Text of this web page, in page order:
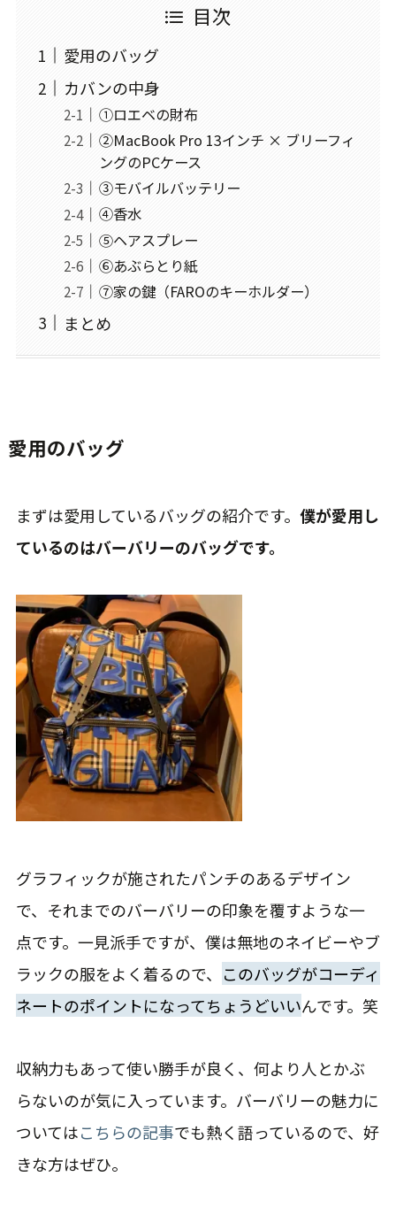
目次
愛用のバッグ
カバンの中身
①ロエベの財布
②MacBook Pro 13インチ × ブリーフィ
ングのPCケース
③モバイルバッテリー
④香水
⑤ヘアスプレー
⑥あぶらとり紙
⑦家の鍵（FAROのキーホルダー）
まとめ
愛用のバッグ
まずは愛用しているバッグの紹介です。 僕が愛用し
ているのはバーバリーのバッグです。
グラフィックが施されたパンチのあるデザイン
で、それまでのバーバリーの印象を覆すような一
点です。一見派手ですが、僕は無地のネイビーやブ
ラックの服をよく着るので、
このバッグがコーディ
ネートのポイントになってちょうどいいんです。笑
収納力もあって使い勝手が良く、何より人とかぶ
らないのが気に入っています。バーバリーの魅力に
ついてはこちらの記事でも熱く語っているので、好
きな方はぜひ。